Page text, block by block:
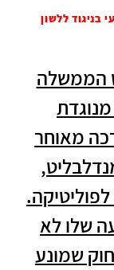
בניגוד ללשון
הממשלה
מאוחר
שלו לא
שמונע